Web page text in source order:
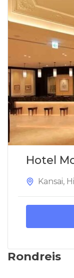
Hotel
Kansai,
Rondreis